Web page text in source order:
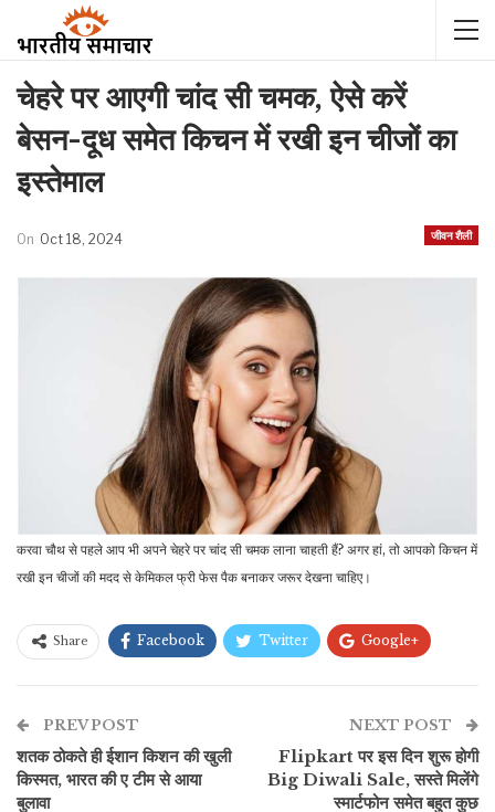
चेहरे पर आएगी चांद सी चमक, ऐसे करें
बेसन-दूध समेत किचन में रखी इन चीजों का
इस्तेमाल
जीवन शैली
On Oct 18, 2024
करवा चौथ से पहले आप भी अपने चेहरे पर चांद सी चमक लाना चाहती हैं? अगर हां, तो आपको किचन में
रखी इन चीजों की मदद से केमिकल फ्री फेस पैक बनाकर जरूर देखना चाहिए।
Share Facebook Twitter Google+
ईमेल
PREV POST
शतक ठोकते ही ईशान किशन की खुली
किस्मत, भारत की ए टीम से आया
बुलावा
NEXT POST
Flipkart पर इस दिन शुरू होगी
Big Diwali Sale, सस्ते मिलेंगे
स्मार्टफोन समेत बहुत कुछ